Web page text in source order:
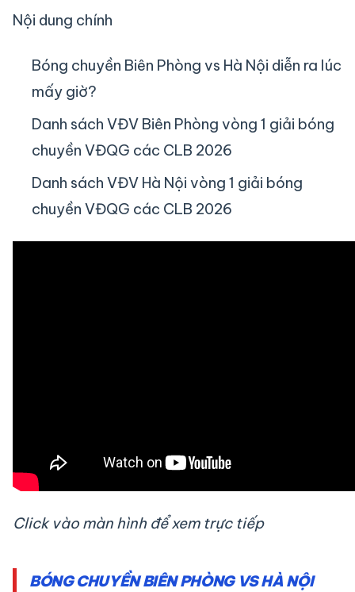
Nội dung chính
Bóng chuyền Biên Phòng vs Hà Nội diễn ra lúc
mấy giờ?
Danh sách VĐV Biên Phòng vòng 1 giải bóng
chuyền VĐQG các CLB 2026
Danh sách VĐV Hà Nội vòng 1 giải bóng
chuyền VĐQG các CLB 2026
Click vào màn hình để xem trực tiếp
BÓNG CHUYỀN BIÊN PHÒNG VS HÀ NỘI